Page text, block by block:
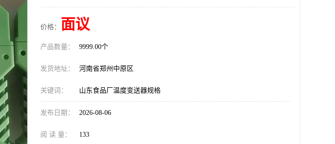
价格： 面议
产品数量： 9999.00个
发货地址： 河南省郑州中原区
关键词： 山东食品厂温度变送器规格
发布日期： 2026-08-06
阅 读 量： 133